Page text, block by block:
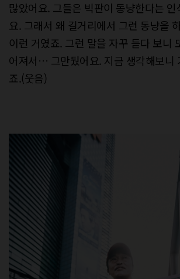
많았어요. 그들은 빅판이 동냥한다는
요. 그래서 왜 길거리에서 그런 동냥을
이런 거였죠. 그런 말을 자꾸 듣다 보니
어져서… 그만뒀어요. 지금 생각해보니
죠.(웃음)